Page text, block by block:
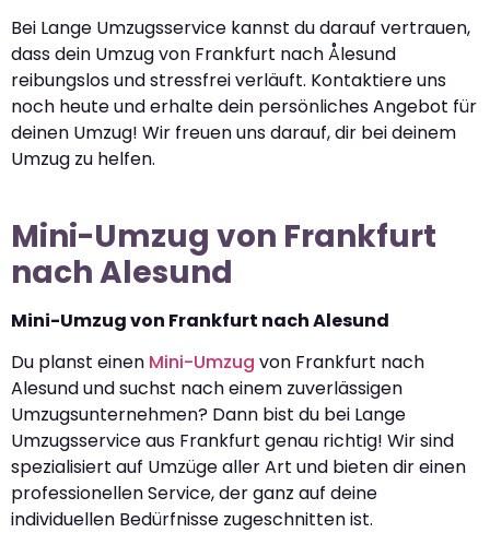
Bei Lange Umzugsservice kannst du darauf vertrauen,
dass dein Umzug von Frankfurt nach Ålesund
reibungslos und stressfrei verläuft. Kontaktiere uns
noch heute und erhalte dein persönliches Angebot für
deinen Umzug! Wir freuen uns darauf, dir bei deinem
Umzug zu helfen.
Mini-Umzug von Frankfurt
nach Alesund
Mini-Umzug von Frankfurt nach Alesund
Du planst einen Mini-Umzug von Frankfurt nach
Alesund und suchst nach einem zuverlässigen
Umzugsunternehmen? Dann bist du bei Lange
Umzugsservice aus Frankfurt genau richtig! Wir sind
spezialisiert auf Umzüge aller Art und bieten dir einen
professionellen Service, der ganz auf deine
individuellen Bedürfnisse zugeschnitten ist.